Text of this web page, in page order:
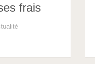
frais